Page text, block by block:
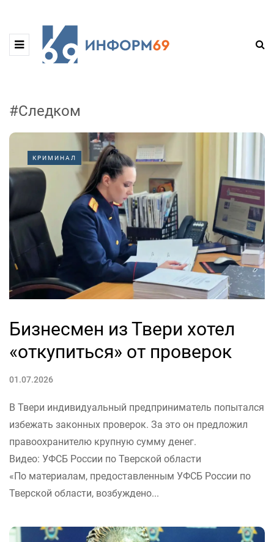
#Следком
КРИМИНАЛ
Бизнесмен из Твери хотел
«откупиться» от проверок
01.07.2026
В Твери индивидуальный предприниматель попытался
избежать законных проверок. За это он предложил
правоохранителю крупную сумму денег.
Видео: УФСБ России по Тверской области
«По материалам, предоставленным УФСБ России по
Тверской области, возбуждено...